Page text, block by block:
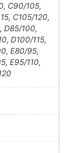
C90/105,
C105/120,
D85/100,
D100/115,
E80/95,
E95/110,